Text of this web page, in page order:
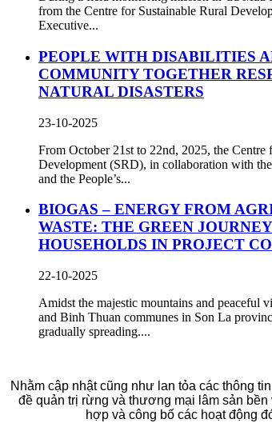
from the Centre for Sustainable Rural
Executive...
PEOPLE WITH DISABILITIES
COMMUNITY TOGETHER
NATURAL DISASTERS
23-10-2025
From October 21st to 22nd, 2025, the Centre
Development (SRD), in collaboration with
and the People’s...
BIOGAS – ENERGY FROM
WASTE: THE GREEN
HOUSEHOLDS IN PROJECT
22-10-2025
Amidst the majestic mountains and peaceful
and Binh Thuan communes in Son La
gradually spreading....
Nhằm cập nhật cũng như lan tỏa các thông
đề quản trị rừng và thương mại lâm sản
hợp và công bố các hoạt động